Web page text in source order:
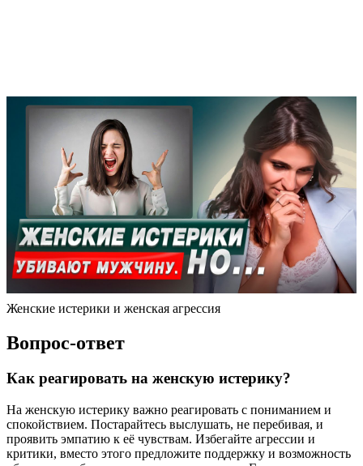
Женские истерики и женская агрессия
Вопрос-ответ
Как реагировать на женскую истерику?
На женскую истерику важно реагировать с пониманием и
спокойствием. Постарайтесь выслушать, не перебивая, и
проявить эмпатию к её чувствам. Избегайте агрессии и
критики, вместо этого предложите поддержку и возможность